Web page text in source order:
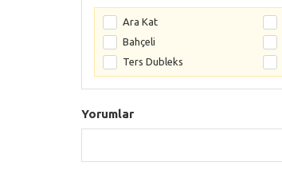
Ara Kat
Bahçeli
Ters Dubleks
Yorumlar